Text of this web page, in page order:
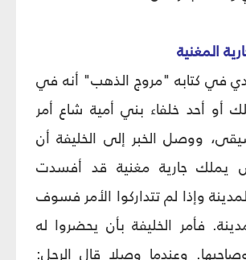
المغنية
في كتابه "مروج الذهب" أنه في
أو أحد خلفاء بني أمية شاع أمر
ووصل الخبر إلى الخليفة أن
يملك جارية مغنية قد أفسدت
وإذا لم تتداركوا الأمر فسوف
فأمر الخليفة بأن يحضروا له
وعندما وصلا قال الرجل: